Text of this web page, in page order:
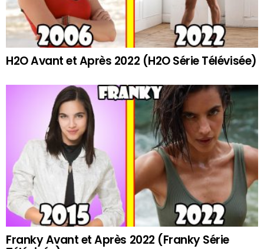
H2O Avant et Après 2022 (H2O Série Télévisée)
Franky Avant et Après 2022 (Franky Série